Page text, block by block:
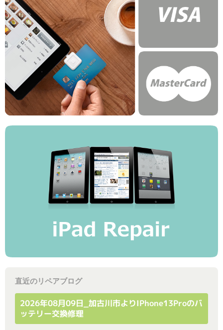
直近のリペアブログ
2026年08月09日_加古川市よりiPhone13Proのバ
ッテリー交換修理